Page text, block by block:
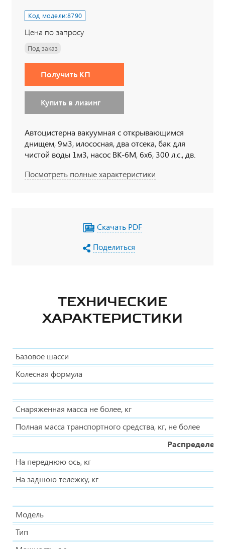
Код модели:8790
Цена по запросу
Под заказ
Получить КП
Купить в лизинг
Автоцистерна вакуумная с открывающимся
днищем, 9м3, илососная, два отсека, бак для
чистой воды 1м3, насос ВК-6М, 6х6, 300 л.с., дв.
Посмотреть полные характеристики
Скачать PDF
Поделиться
ТЕХНИЧЕСКИЕ
ХАРАКТЕРИСТИКИ
Базовое шасси
Колесная формула
Снаряженная масса не более, кг
Полная масса транспортного средства, кг, не более
На переднюю ось, кг
На заднюю тележку, кг
Модель
Тип